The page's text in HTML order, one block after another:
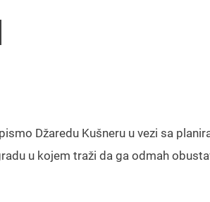
Džaredu Kušneru u vezi sa
u kojem traži da ga odmah